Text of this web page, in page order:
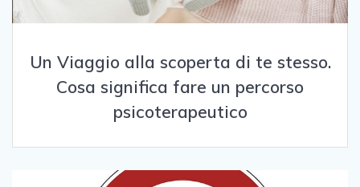
Un Viaggio alla scoperta di te stesso.
Cosa significa fare un percorso
psicoterapeutico